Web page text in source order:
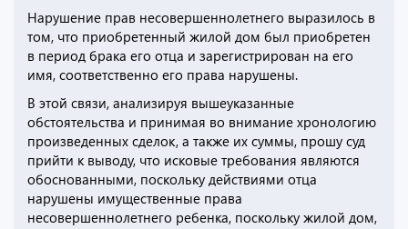
Нарушение прав несовершеннолетнего выразилось в
том, что приобретенный жилой дом был приобретен
в период брака его отца и зарегистрирован на его
имя, соответственно его права нарушены.
В этой связи, анализируя вышеуказанные
обстоятельства и принимая во внимание хронологию
произведенных сделок, а также их суммы, прошу суд
прийти к выводу, что исковые требования являются
обоснованными, поскольку действиями отца
нарушены имущественные права
несовершеннолетнего ребенка, поскольку жилой дом,